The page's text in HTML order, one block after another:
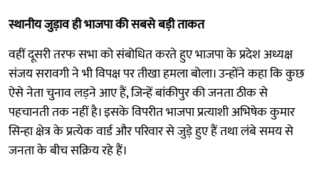
स्थानीय जुड़ाव ही भाजपा की सबसे बड़ी ताकत
वहीं दूसरी तरफ सभा को संबोधित करते हुए भाजपा के प्रदेश अध्यक्ष
संजय सरावगी ने भी विपक्ष पर तीखा हमला बोला। उन्होंने कहा कि कुछ
ऐसे नेता चुनाव लड़ने आए हैं, जिन्हें बांकीपुर की जनता ठीक से
पहचानती तक नहीं है। इसके विपरीत भाजपा प्रत्याशी अभिषेक कुमार
सिन्हा क्षेत्र के प्रत्येक वार्ड और परिवार से जुड़े हुए हैं तथा लंबे समय से
जनता के बीच सक्रिय रहे हैं।